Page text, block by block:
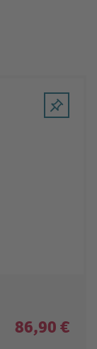
86,90 €